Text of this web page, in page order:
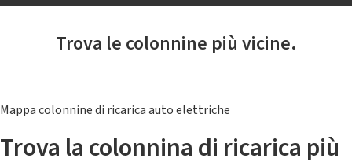
Trova le colonnine più vicine.
Mappa colonnine di ricarica auto elettriche
Trova la colonnina di ricarica più